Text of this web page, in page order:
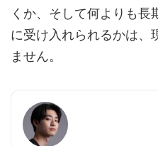
くか、そして何よりも長
に受け入れられるかは、
ません。